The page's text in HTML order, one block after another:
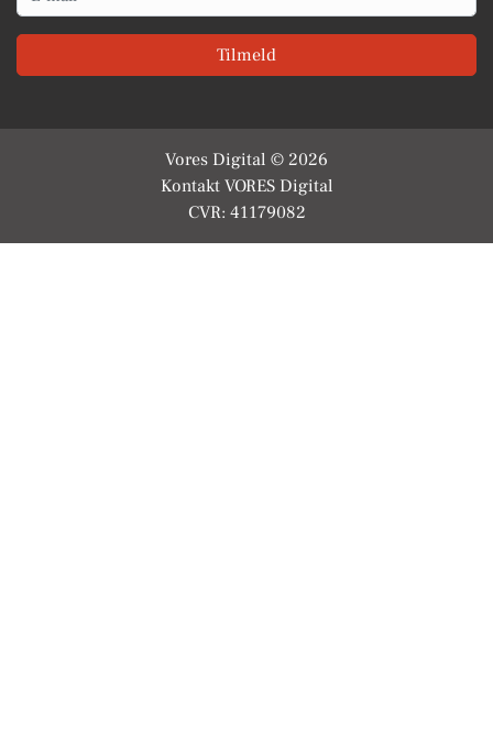
Tilmeld
Vores Digital © 2026
Kontakt VORES Digital
CVR: 41179082